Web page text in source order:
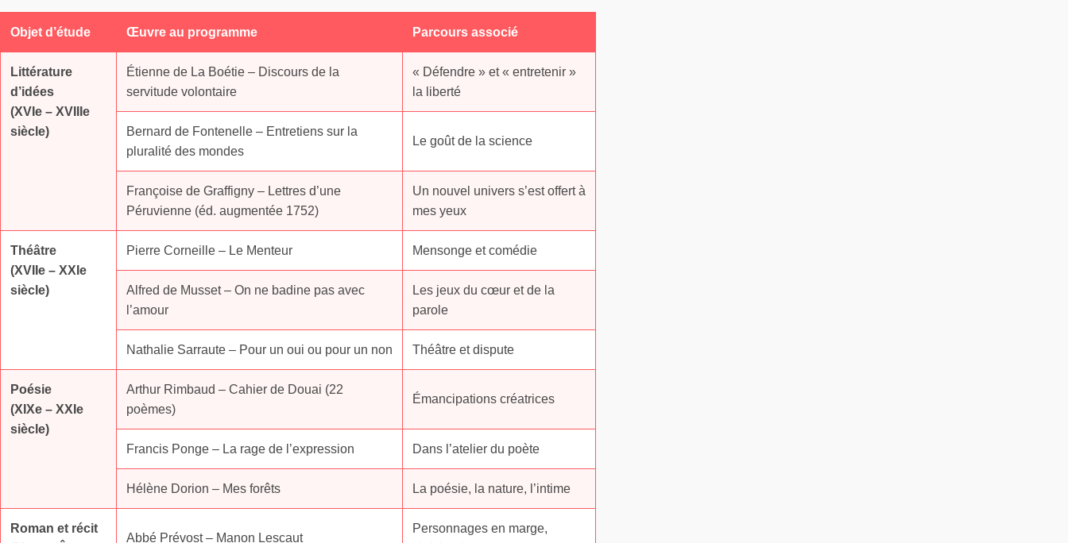
Objet d’étude Œuvre au programme Parcours associé
Littérature
d’idées
(XVIe – XVIIIe
siècle)
Étienne de La Boétie – Discours de la
servitude volontaire
« Défendre » et « entretenir »
la liberté
Bernard de Fontenelle – Entretiens sur la
pluralité des mondes
Le goût de la science
Françoise de Graffigny – Lettres d’une
Péruvienne (éd. augmentée 1752)
Un nouvel univers s’est offert à
mes yeux
Théâtre
(XVIIe – XXIe
siècle)
Pierre Corneille – Le Menteur Mensonge et comédie
Alfred de Musset – On ne badine pas avec
l’amour
Les jeux du cœur et de la
parole
Nathalie Sarraute – Pour un oui ou pour un non Théâtre et dispute
Poésie
(XIXe – XXIe
siècle)
Arthur Rimbaud – Cahier de Douai (22
poèmes)
Émancipations créatrices
Francis Ponge – La rage de l’expression Dans l’atelier du poète
Hélène Dorion – Mes forêts La poésie, la nature, l’intime
Roman et récit
Abbé Prévost – Manon Lescaut
Personnages en marge,